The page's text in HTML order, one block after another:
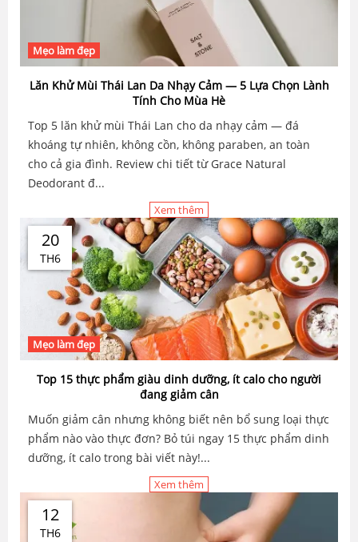
Mẹo làm đẹp
Lăn Khử Mùi Thái Lan Da Nhạy Cảm — 5 Lựa Chọn Lành
Tính Cho Mùa Hè
Top 5 lăn khử mùi Thái Lan cho da nhạy cảm — đá
khoáng tự nhiên, không cồn, không paraben, an toàn
cho cả gia đình. Review chi tiết từ Grace Natural
Deodorant đ...
Xem thêm
20
TH6
Mẹo làm đẹp
Top 15 thực phẩm giàu dinh dưỡng, ít calo cho người
đang giảm cân
Muốn giảm cân nhưng không biết nên bổ sung loại thực
phẩm nào vào thực đơn? Bỏ túi ngay 15 thực phẩm dinh
dưỡng, ít calo trong bài viết này!...
Xem thêm
12
TH6